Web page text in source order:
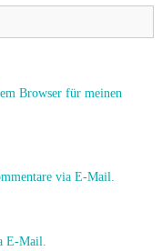
Browser für meinen
via E-Mail.
E-Mail.